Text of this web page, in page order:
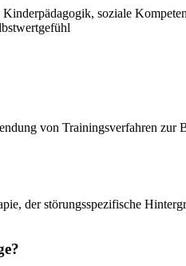
soziale
von Trainingsverfahren
der störungsspezifische